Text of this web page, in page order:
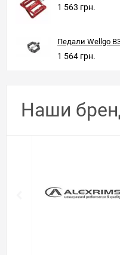
1 563 грн.
Педали Wellgo
1 564 грн.
Наши